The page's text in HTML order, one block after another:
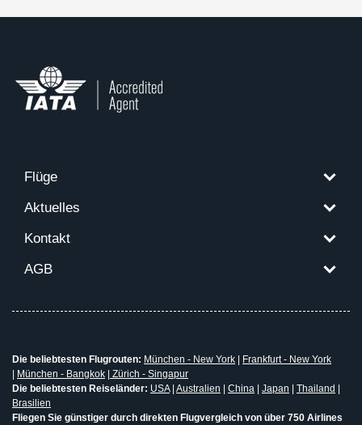
Flüge
Aktuelles
Kontakt
AGB
Die beliebtesten Flugrouten: München - New York
Frankfurt - New York
München - Bangkok
Zürich - Singapur
Die beliebtesten Reiseländer: USA| Australien China Japan Thailand
Brasilien
Fliegen Sie günstiger durch direkten Flugvergleich von über 750 Airlines